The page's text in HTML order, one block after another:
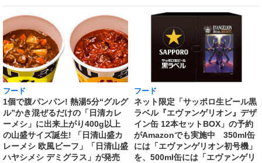
フード
1個で腹パンパン! 熱湯5分“グルグ
ル”かき混ぜるだけの「日清カレ
ーメシ」に出来上がり400g以上
の山盛サイズ誕生! 「日清山盛カ
レーメシ 欧風ビーフ」「日清山盛
ハヤシメシ デミグラス」が発売
フード
ネット限定「サッポロ生ビール黒
ラベル『エヴァンゲリオン』デザ
イン缶 12本セットBOX」の予約
がAmazonでも実施中 350ml缶
には「エヴァンゲリオン初号機」
を、500ml缶には「エヴァンゲリ